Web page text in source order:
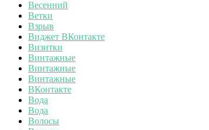
Весенний
Ветки
Взрыв
Виджет ВКонтакте
Визитки
Винтажные
Винтажные
Винтажные
ВКонтакте
Вода
Вода
Волосы